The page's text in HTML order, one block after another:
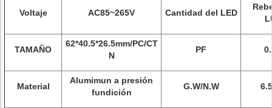
Voltaje AC85~265V Cantidad del LED
TAMAÑO
62*40.5*26.5mm/PC/CT
N
PF
Material
Alumimun a presión
fundición
G.W/N.W